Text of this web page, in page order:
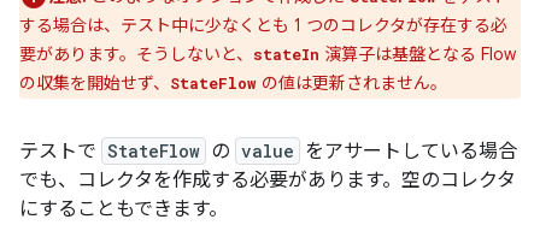
する場合は、テスト中に少なくとも 1 つのコレクタが存在する必
要があります。そうしないと、
stateIn 演算子は基盤となる Flow
の収集を開始せず、
StateFlow の値は更新されません。
テストで StateFlow の value をアサートしている場合
でも、コレクタを作成する必要があります。空のコレクタ
にすることもできます。